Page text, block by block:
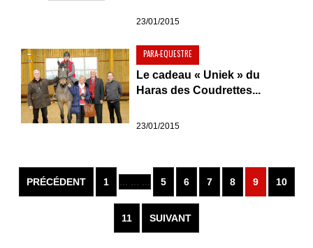
23/01/2015
PARA-EQUESTRE
Le cadeau « Uniek » du
Haras des Coudrettes...
23/01/2015
PRÉCÉDENT 1 ... ... ... 5 6 7 8 9 10
11 SUIVANT